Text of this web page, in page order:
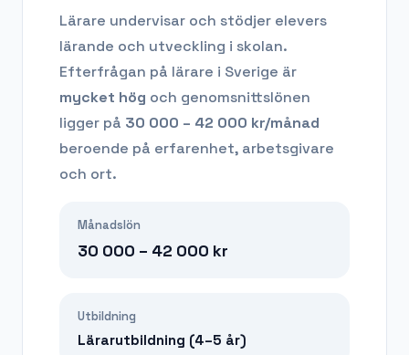
Lärare undervisar och stödjer elevers
lärande och utveckling i skolan.
Efterfrågan på lärare i Sverige är
mycket hög och genomsnittslönen
ligger på 30 000 – 42 000 kr/månad
beroende på erfarenhet, arbetsgivare
och ort.
Månadslön
30 000 – 42 000 kr
Utbildning
Lärarutbildning (4–5 år)